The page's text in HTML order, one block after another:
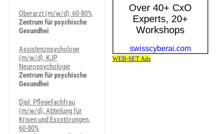
Oberarzt (m/w/d), 60-80%
Zentrum für psychische
Gesundhei
Assistenzpsychologe
(m/w/d), KJP
Neuropsychologie
Zentrum für psychische
Gesundhei
Dipl. Pflegefachfrau
(m/w/d), Abteilung für
Krisen und Essstörungen,
60-80%